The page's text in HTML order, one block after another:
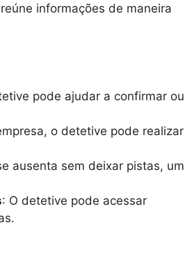
informações de maneira
pode ajudar a confirmar ou
o detetive pode realizar
ausenta sem deixar pistas, um
: O detetive pode acessar